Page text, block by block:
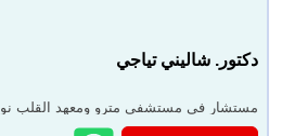
دكتور. شاليني تياجي
مستشار في مستشفى مترو ومعهد القلب نويدا مع +20